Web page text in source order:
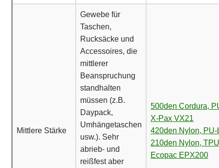
Mittlere Stärke
Gewebe für
Taschen,
Rucksäcke und
Accessoires, die
mittlerer
Beanspruchung
standhalten
müssen (z.B.
Daypack,
Umhängetaschen
usw.). Sehr
abrieb- und
reißfest aber
500den Cordura,
X-Pax VX21
420den Nylon,
210den Nylon,
Ecopac EPX200